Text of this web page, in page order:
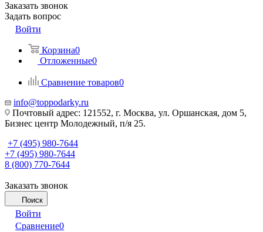
Заказать звонок
Задать вопрос
Войти
Корзина0
Отложенные0
Сравнение товаров0
info@toppodarky.ru
Почтовый адрес: 121552, г. Москва, ул. Оршанская, дом 5,
Бизнес центр Молодежный, п/я 25.
+7 (495) 980-7644
+7 (495) 980-7644
8 (800) 770-7644
Заказать звонок
Поиск
Войти
Сравнение0